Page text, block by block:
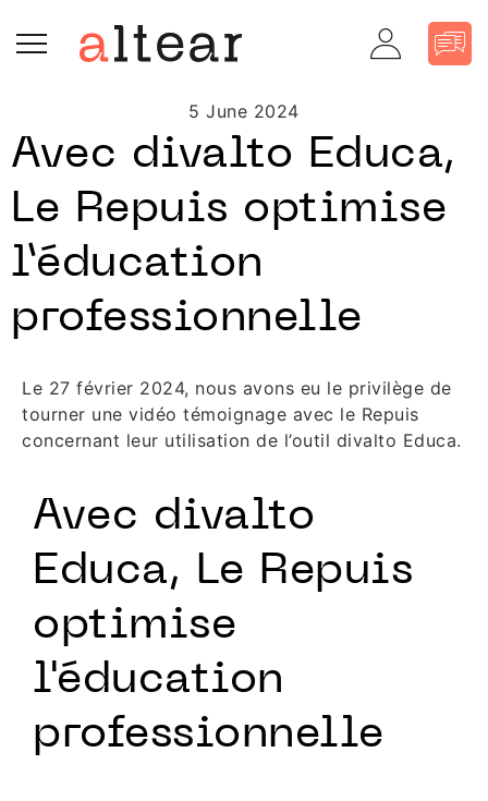
5 June 2024
Avec divalto Educa,
Le Repuis optimise
l’éducation
professionnelle
Le 27 février 2024, nous avons eu le privilège de
tourner une vidéo témoignage avec le Repuis
concernant leur utilisation de l’outil divalto Educa.
Avec divalto
Educa, Le Repuis
optimise
l'éducation
professionnelle